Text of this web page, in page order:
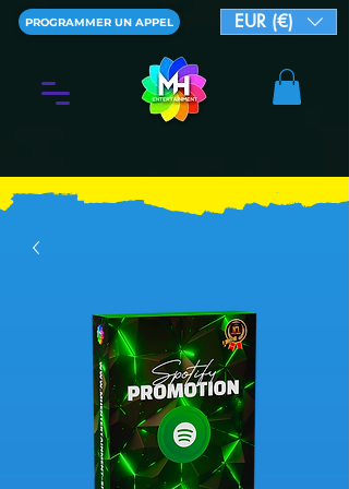
PROGRAMMER UN APPEL EUR (€)